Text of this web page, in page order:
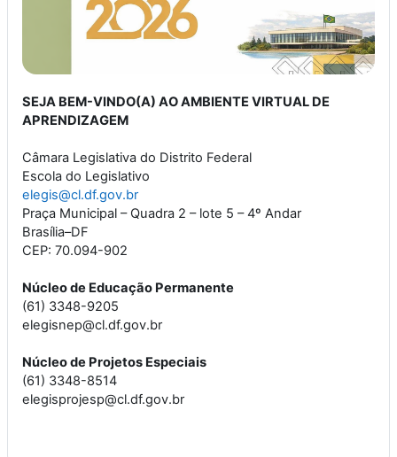
SEJA BEM-VINDO(A) AO AMBIENTE VIRTUAL DE
APRENDIZAGEM
Câmara Legislativa do Distrito Federal
Escola do Legislativo
elegis@cl.df.gov.br
Praça Municipal – Quadra 2 – lote 5 – 4º Andar
Brasília–DF
CEP: 70.094-902
Núcleo de Educação Permanente
(61) 3348-9205
elegisnep@cl.df.gov.br
Núcleo de Projetos Especiais
(61) 3348-8514
elegisprojesp@cl.df.gov.br